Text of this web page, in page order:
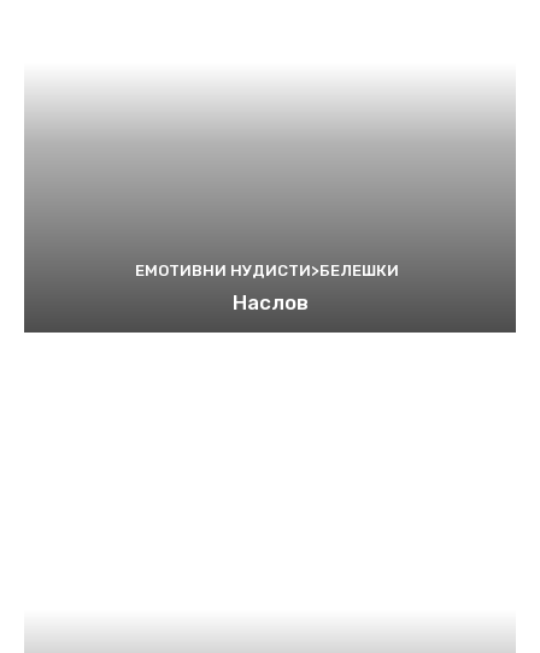
ЕМОТИВНИ НУДИСТИ>БЕЛЕШКИ
Наслов